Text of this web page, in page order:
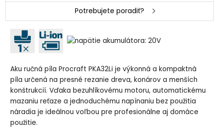
Potrebujete poradiť?
Aku ručná píla Procraft PKA32Li je výkonná a kompaktná
píla určená na presné rezanie dreva, konárov a menších
konštrukcií. Vďaka bezuhlíkovému motoru, automatickému
mazaniu reťaze a jednoduchému napínaniu bez použitia
náradia je ideálnou voľbou pre profesionálne aj domáce
použitie.